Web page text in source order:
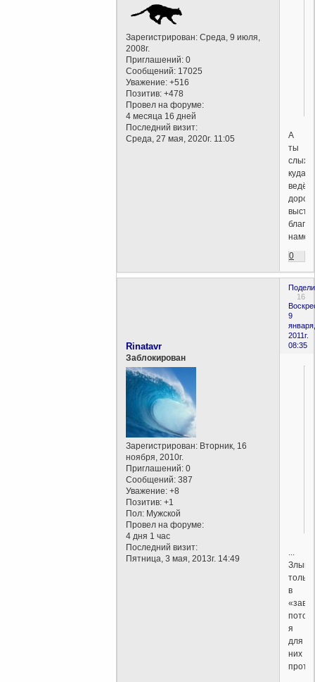
Зарегистрирован: Среда, 9 июля,
2008г.
Приглашений: 0
Сообщений: 17025
Уважение: +516
Позитив: +478
Провел на форуме:
4 месяца 16 дней
Последний визит:
Среда, 27 мая, 2020г. 11:05
А
ты
куда
ведёт
дорога
0
16
9
января,
2011г.
08:35
Rinatavr
Заблокирован
Зарегистрирован: Вторник, 16
ноября, 2010г.
Приглашений: 0
Сообщений: 387
Уважение: +8
Позитив: +1
Пол: Мужской
Провел на форуме:
4 дня 1 час
Последний визит:
Пятница, 3 мая, 2013г. 14:49
...
только
в
я
для
них